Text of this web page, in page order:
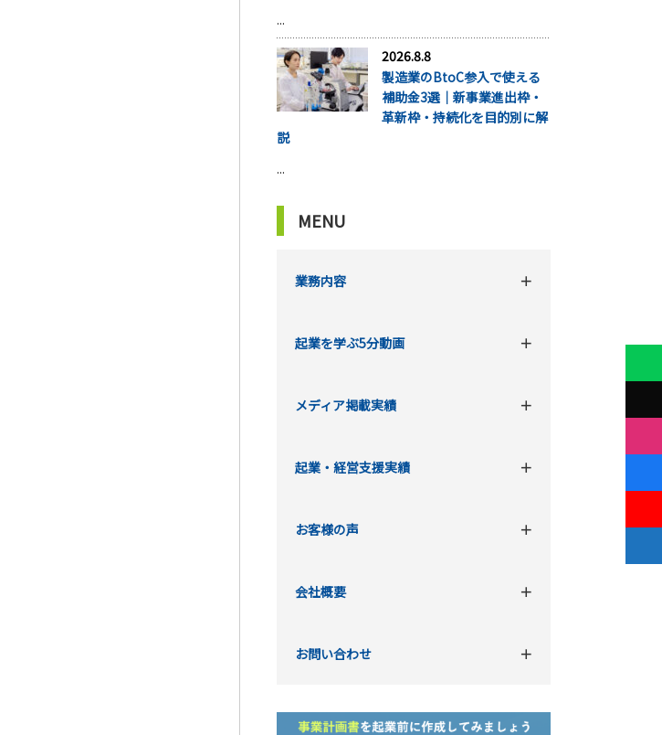
...
2026.8.8
製造業のBtoC参入で使える
補助金3選｜新事業進出枠・
革新枠・持続化を目的別に解
説
...
MENU
業務内容
起業を学ぶ5分動画
メディア掲載実績
起業・経営支援実績
お客様の声
会社概要
お問い合わせ